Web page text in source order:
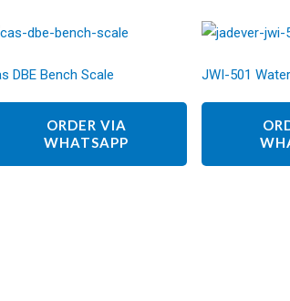
DBE Bench Scale
ORDER VIA
WHATSAPP
JWI-501